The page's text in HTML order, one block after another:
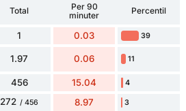
Total
Per 90
minuter
Percentil
1 0.03 39
1.97 0.06 11
456 15.04 4
272 / 456 8.97 3